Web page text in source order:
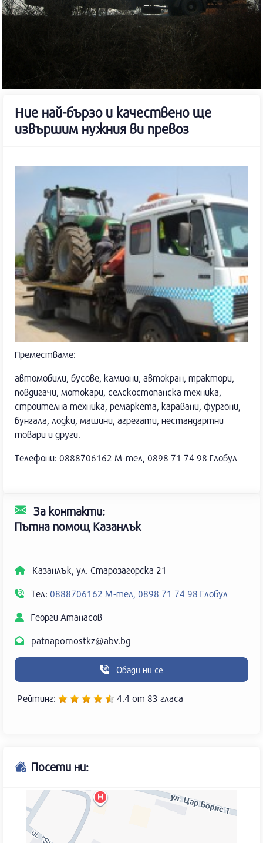
Ние най-бързо и качествено ще
извършим нужния ви превоз
Преместваме:
автомобили, бусове, камиони, автокран, трактори,
повдигачи, мотокари, селскостопанска техника,
строителна техника, ремаркета, каравани, фургони,
бунгала, лодки, машини, агрегати, нестандартни
товари и други.
Телефони: 0888706162 М-тел, 0898 71 74 98 Глобул
За контакти:
Пътна помощ Казанлък
Казанлък, ул. Старозагорска 21
Тел: 0888706162 М-тел, 0898 71 74 98 Глобул
Георги Атанасов
patnapomostkz@abv.bg
Обади ни се
Рейтинг: 4.4 oт 83 гласа
Посети ни: